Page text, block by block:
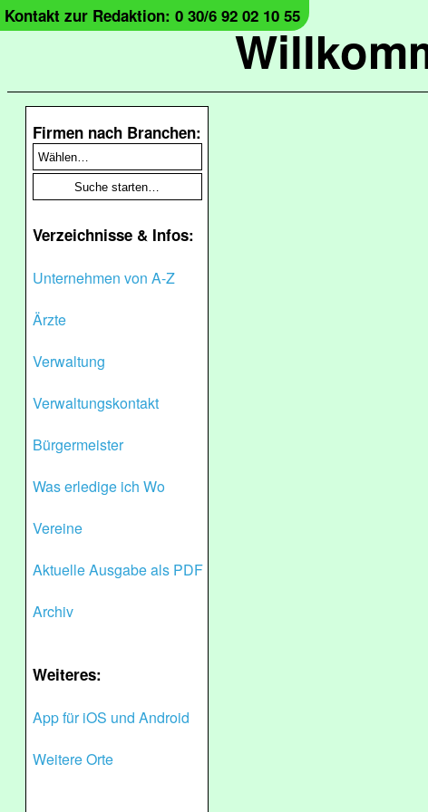
Kontakt zur Redaktion: 0 30/6 92 02 10 55
Firmen nach Branchen:
Verzeichnisse & Infos:
Unternehmen von A-Z
Ärzte
Verwaltung
Verwaltungskontakt
Bürgermeister
Was erledige ich Wo
Vereine
Aktuelle Ausgabe als PDF
Archiv
Weiteres:
App für iOS und Android
Weitere Orte